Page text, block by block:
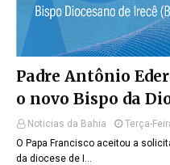
Padre Antônio
o novo Bispo da
Noticias da Bahia
Terça-
O Papa Francisco aceitou a
da diocese de I…